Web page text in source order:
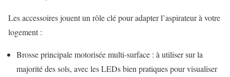
Les accessoires jouent un rôle clé pour adapter l’aspirateur à votre
logement :
Brosse principale motorisée multi-surface : à utiliser sur la
majorité des sols, avec les LEDs bien pratiques pour visualiser